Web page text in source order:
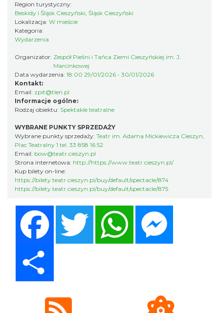
2026-08-07
0.21 km
Cieszyn
2026-08-14
0.21 km
Cieszyn
0.21 km
Region turystyczny:
Beskidy i Śląsk Cieszyński, Śląsk Cieszyński
Lokalizacja: W mieście
Kategoria:
Wydarzenia
Organizator: Zespół Pieśni i Tańca Ziemi Cieszyńskiej im. J.
Marcinkowej
Data wydarzenia: 18:00 29/01/2026 - 30/01/2026
Kontakt:
Email: zpit@tlen.pl
Informacje ogólne:
Rodzaj obiektu: Spektakle teatralne
WYBRANE PUNKTY SPRZEDAŻY
Wybrane punkty sprzedaży: Teatr im. Adama Mickiewicza Cieszyn,
Plac Teatralny 1 tel. 33 858 16 52
Email: bow@teatr.cieszyn.pl
Strona internetowa: http://https://www.teatr.cieszyn.pl/
Kup bilety on-line:
https://bilety.teatr.cieszyn.pl/buy/default/spectacle/874
https://bilety.teatr.cieszyn.pl/buy/default/spectacle/875
Twitter WhatsApp